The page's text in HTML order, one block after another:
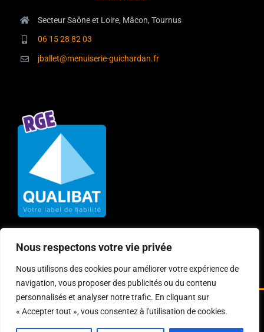
Nous respectons votre vie privée
Nous utilisons des cookies pour améliorer votre expérience de
navigation, vous proposer des publicités ou du contenu
personnalisés et analyser notre trafic. En cliquant sur
« Accepter tout », vous consentez à l'utilisation de cookies.
Secteur Saône et Loire, Mâcon, Tournus
06 15 28 82 03
jballet@menuiserie-guichardan.fr
© Copyright2026 | Création Site Internet :Agence web Bourg
en Bresse Clicainfo|Mentions Légales|Politique de